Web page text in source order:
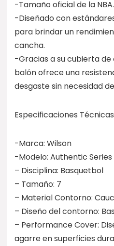
-Tamaño oficial de la NBA.
-Diseñado con
para brindar un
cancha.
-Gracias a su cubierta
balón ofrece una
desgaste sin necesidad
Especificaciones
-Marca: Wilson
-Modelo: Authentic Series
– Disciplina: Basquetbol
– Tamaño: 7
– Material Contorno:
– Diseño del contorno:
– Performance Cover:
agarre en superficies